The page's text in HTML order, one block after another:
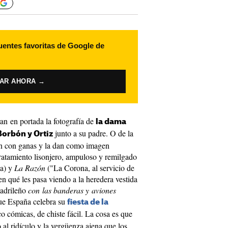
favoritas de Google de
AHORA →
en portada la fotografía de la dama
y Ortiz junto a su padre. O de la
con ganas y la dan como imagen
lisonjero, ampuloso y remilgado
y La Razón("La Corona, al servicio de
qué les pasa viendo a la heredera vestida
con las banderas y aviones
España celebra su fiesta de la
cómicas, de chiste fácil. La cosa es que
ridículo y la vergüenza ajena que los